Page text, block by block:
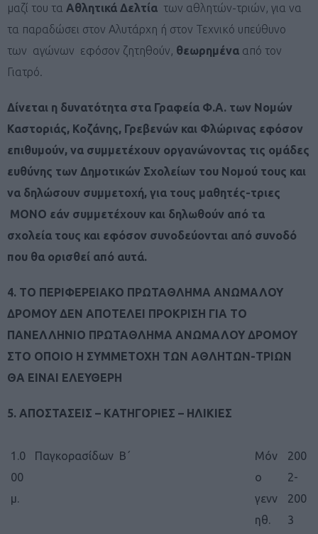
μαζί του τα Αθλητικά Δελτία των αθλητών-τριών, για να
τα παραδώσει στον Αλυτάρχη ή στον Τεχνικό υπεύθυνο
των αγώνων εφόσον ζητηθούν, θεωρημένα από τον
Γιατρό.
Δίνεται η δυνατότητα στα Γραφεία Φ.Α. των Νομών
Καστοριάς, Κοζάνης, Γρεβενών και Φλώρινας εφόσον
επιθυμούν, να συμμετέχουν οργανώνοντας τις ομάδες
ευθύνης των Δημοτικών Σχολείων του Νομού τους και
να δηλώσουν συμμετοχή, για τους μαθητές-τριες
ΜΟΝΟ εάν συμμετέχουν και δηλωθούν από τα
σχολεία τους και εφόσον συνοδεύονται από συνοδό
που θα ορισθεί από αυτά.
4. ΤΟ ΠΕΡΙΦΕΡΕΙΑΚΟ ΠΡΩΤΑΘΛΗΜΑ ΑΝΩΜΑΛΟΥ
ΔΡΟΜΟΥ ΔΕΝ ΑΠΟΤΕΛΕΙ ΠΡΟΚΡΙΣΗ ΓΙΑ ΤΟ
ΠΑΝΕΛΛΗΝΙΟ ΠΡΩΤΑΘΛΗΜΑ ΑΝΩΜΑΛΟΥ ΔΡΟΜΟΥ
ΣΤΟ ΟΠΟΙΟ Η ΣΥΜΜΕΤΟΧΗ ΤΩΝ ΑΘΛΗΤΩΝ-ΤΡΙΩΝ
ΘΑ ΕΙΝΑΙ ΕΛΕΥΘΕΡΗ
5. ΑΠΟΣΤΑΣΕΙΣ – ΚΑΤΗΓΟΡΙΕΣ – ΗΛΙΚΙΕΣ
1.0
00
μ.
Παγκορασίδων Β΄
Μόν
ο
γενν
ηθ.
200
2-
200
3